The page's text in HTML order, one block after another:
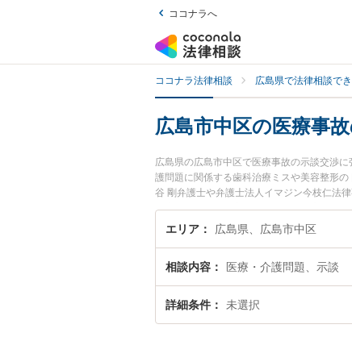
ココナラへ
ココナラ法律相談 広島県で法律相談で
広島市中区の医療事
広島県の広島市中区で医療事故の示談交渉
護問題に関係する歯科治療ミスや美容整形
谷 剛弁護士や弁護士法人イマジン今枝仁法
島市中区で土日や夜間に発生した医療事故
『初回相談無料で医療事故の示談交渉を法
エリア 広島県、広島市中区
相談内容 医療・介護問題、示談
詳細条件 未選択